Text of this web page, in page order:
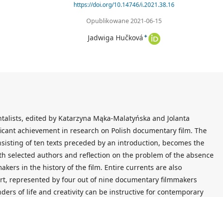
https://doi.org/10.14746/i.2021.38.16
Opublikowane 2021-06-15
Jadwiga Hučková +
edited by Katarzyna Mąka-Malatyńska and Jolanta
achievement in research on Polish documentary film. The
of ten texts preceded by an introduction, becomes the
selected authors and reflection on the problem of the absence
in the history of the film. Entire currents are also
represented by four out of nine documentary filmmakers
of life and creativity can be instructive for contemporary